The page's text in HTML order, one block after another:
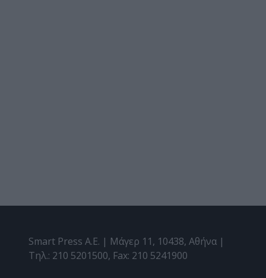
Smart Press A.E. | Μάγερ 11, 10438, Αθήνα |
Τηλ.: 210 5201500, Fax: 210 5241900